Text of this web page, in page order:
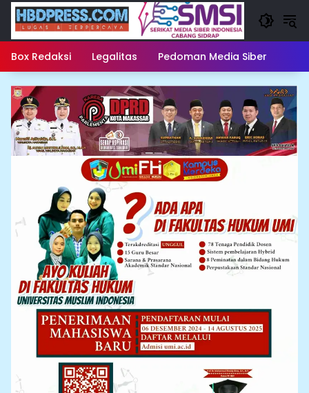
Langsung
konten
Box Redaksi Legalitas Pedoman Media Siber